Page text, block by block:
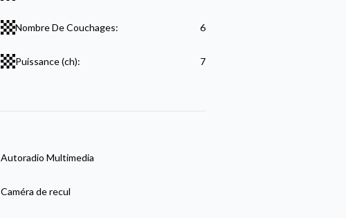
Nombre De Couchages: 6
Puissance (ch): 7
Autoradio Multimedia
Caméra de recul